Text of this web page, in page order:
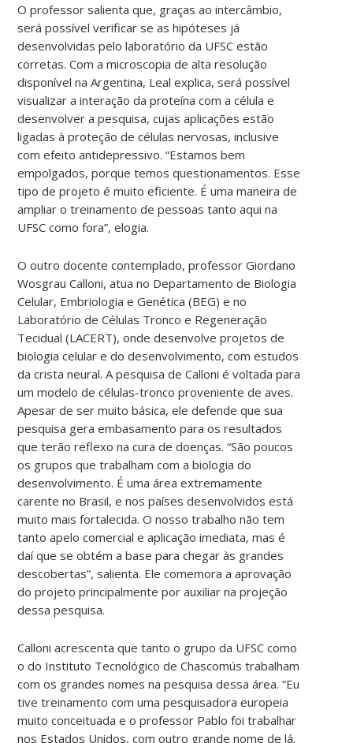
O professor salienta que, graças ao intercâmbio,
será possível verificar se as hipóteses já
desenvolvidas pelo laboratório da UFSC estão
corretas. Com a microscopia de alta resolução
disponível na Argentina, Leal explica, será possível
visualizar a interação da proteína com a célula e
desenvolver a pesquisa, cujas aplicações estão
ligadas à proteção de células nervosas, inclusive
com efeito antidepressivo. “Estamos bem
empolgados, porque temos questionamentos. Esse
tipo de projeto é muito eficiente. É uma maneira de
ampliar o treinamento de pessoas tanto aqui na
UFSC como fora”, elogia.
O outro docente contemplado, professor Giordano
Wosgrau Calloni, atua no Departamento de Biologia
Celular, Embriologia e Genética (BEG) e no
Laboratório de Células Tronco e Regeneração
Tecidual (LACERT), onde desenvolve projetos de
biologia celular e do desenvolvimento, com estudos
da crista neural. A pesquisa de Calloni é voltada para
um modelo de células-tronco proveniente de aves.
Apesar de ser muito básica, ele defende que sua
pesquisa gera embasamento para os resultados
que terão reflexo na cura de doenças. “São poucos
os grupos que trabalham com a biologia do
desenvolvimento. É uma área extremamente
carente no Brasil, e nos países desenvolvidos está
muito mais fortalecida. O nosso trabalho não tem
tanto apelo comercial e aplicação imediata, mas é
daí que se obtém a base para chegar às grandes
descobertas”, salienta. Ele comemora a aprovação
do projeto principalmente por auxiliar na projeção
dessa pesquisa.
Calloni acrescenta que tanto o grupo da UFSC como
o do Instituto Tecnológico de Chascomús trabalham
com os grandes nomes na pesquisa dessa área. “Eu
tive treinamento com uma pesquisadora europeia
muito conceituada e o professor Pablo foi trabalhar
nos Estados Unidos, com outro grande nome de lá.